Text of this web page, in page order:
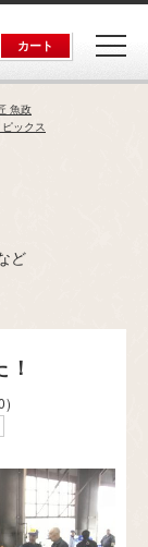
カート
魚政
ックス
ど
！